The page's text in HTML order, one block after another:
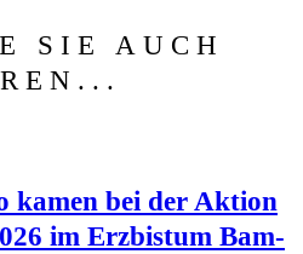
SIE AUCH
kamen bei der Akti­on
im Erz­bis­tum Bam­